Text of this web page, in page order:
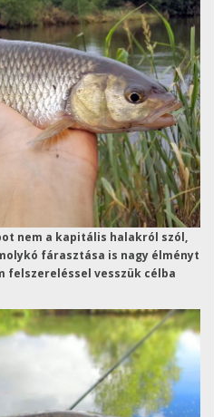
nem a kapitális halakról szól,
fárasztása is nagy élményt
felszereléssel vesszük célba